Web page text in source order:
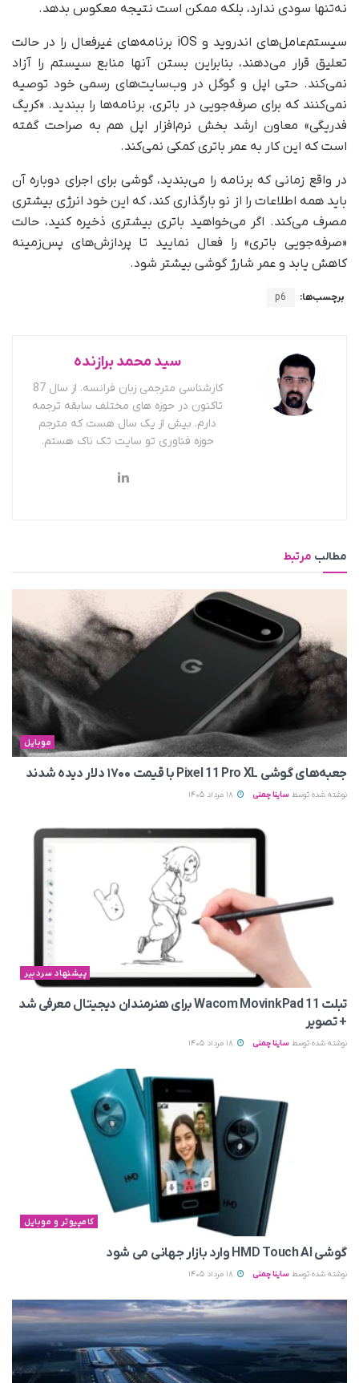
نه‌تنها سودی ندارد، بلکه ممکن است نتیجه معکوس بدهد.
سیستم‌عامل‌های اندروید و iOS برنامه‌های غیرفعال را در حالت
تعلیق قرار می‌دهند، بنابراین بستن آنها منابع سیستم را آزاد
نمی‌کند. حتی اپل و گوگل در وب‌سایت‌های رسمی خود توصیه
نمی‌کنند که برای صرفه‌جویی در باتری، برنامه‌ها را ببندید. «کریگ
فدریگی» معاون ارشد بخش نرم‌افزار اپل هم به صراحت گفته
است که این کار به عمر باتری کمکی نمی‌کند.
در واقع زمانی که برنامه را می‌بندید، گوشی برای اجرای دوباره آن
باید همه اطلاعات را از نو بارگذاری کند، که این خود انرژی بیشتری
مصرف می‌کند. اگر می‌خواهید باتری بیشتری ذخیره کنید، حالت
«صرفه‌جویی باتری» را فعال نمایید تا پردازش‌های پس‌زمینه
کاهش یابد و عمر شارژ گوشی بیشتر شود.
برچسب‌ها: p6
سید محمد برازنده
کارشناسی مترجمی زبان فرانسه. از سال 87
تاکنون در حوزه های مختلف سابقه ترجمه
دارم. بیش از یک سال هست که مترجم
حوزه فناوری تو سایت تک ناک هستم.
مطالب مرتبط
موبایل
جعبه‌های گوشی Pixel 11 Pro XL با قیمت ۱۷۰۰ دلار دیده شدند
نوشته شده توسط ساینا چمنی
پیشنهاد سردبیر
تبلت Wacom MovinkPad 11 برای هنرمندان دیجیتال معرفی شد
+ تصویر
نوشته شده توسط ساینا چمنی
کامپیوتر و موبایل
گوشی HMD Touch AI وارد بازار جهانی می‌ شود
نوشته شده توسط ساینا چمنی